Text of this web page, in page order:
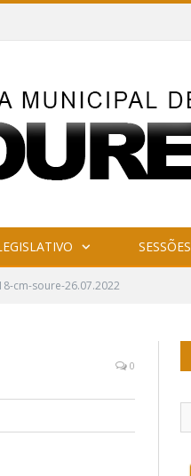
SESSÕES
cm-soure-26.07.2022
0